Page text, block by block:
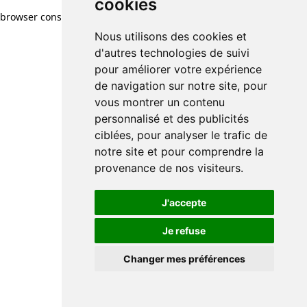
cookies
Nous utilisons des cookies et
d'autres technologies de suivi
pour améliorer votre expérience
de navigation sur notre site, pour
vous montrer un contenu
personnalisé et des publicités
ciblées, pour analyser le trafic de
notre site et pour comprendre la
provenance de nos visiteurs.
J'accepte
Je refuse
Changer mes préférences
browser console for more information)